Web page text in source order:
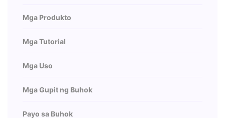
Mga Produkto
Mga Tutorial
Mga Uso
Mga Gupit ng Buhok
Payo sa Buhok